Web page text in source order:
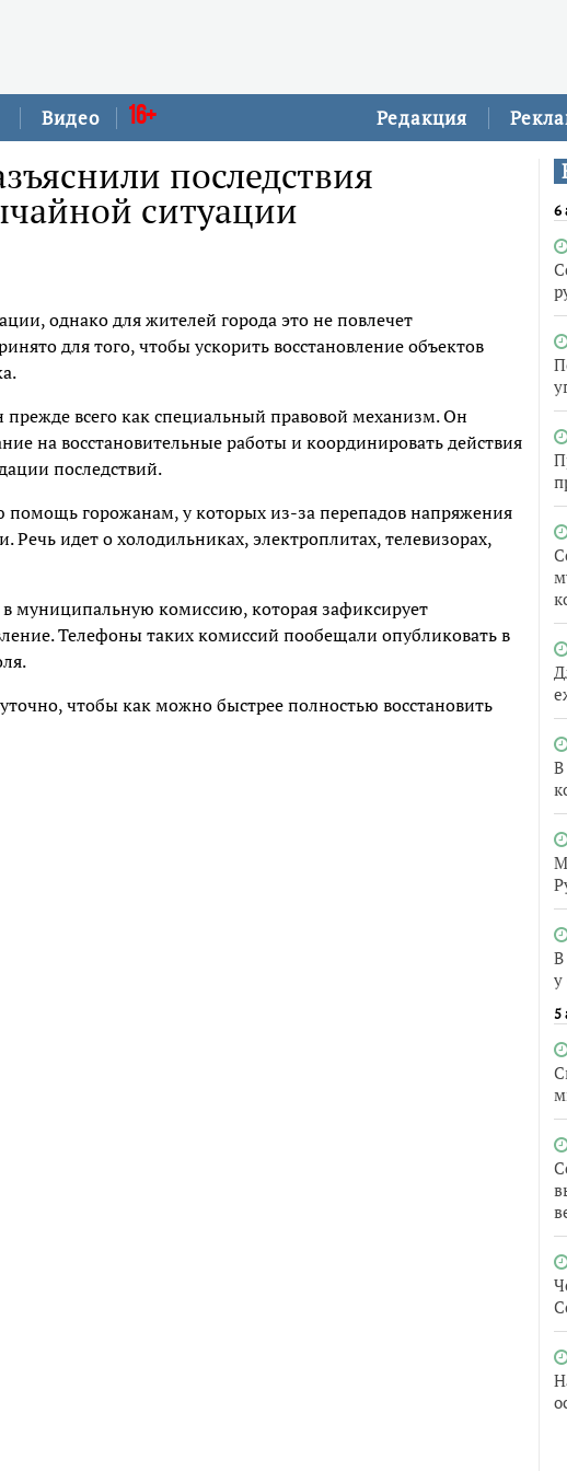
Редакция
Видео 16+
6
В
В
у
5
последствия
ситуации
однако для жителей города это не повлечет
для того, чтобы ускорить восстановление объектов
всего как специальный правовой механизм. Он
на восстановительные работы и координировать действия
последствий.
помощь горожанам, у которых из-за перепадов напряжения
идет о холодильниках, электроплитах, телевизорах,
муниципальную комиссию, которая зафиксирует
Телефоны таких комиссий пообещали опубликовать в
чтобы как можно быстрее полностью восстановить